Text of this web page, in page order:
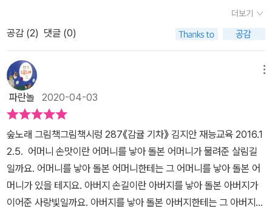
할머니께서 데리러 왔는지 알 수 있다. 할머니와 둘이 밥을 먹는데, 미
나와 할머니만 먹기에는 식탁이 참 크다.미나와 할머니의 거리를 식
엔 미나의 사진과 미나와 할머니, 그리고 부모님이 함께 찍은 가족 사
진이 있고, 미나의 뒤엔 할머니께서 집에 오는 길에 사셨던 '싱싱 감
귤' 상자가 있다. 그리고 미나의 손엔 여전히 분홍 토끼가 들려 있다.
€ 쇼파에 앉아 있는 미나와 할머니. 이 그림에서도 할머니와 미나 사
이의 거리를 볼 수 있다.. 쇼파의 끝과 끝에 앉아 있는...여전히 미나
옆엔 분홍 토끼가 함께 한다. '벌난 일이구나. 기차표라니...난 어릴 때
기차에서 귤 먹는 걸 참 좋아했단다.그때 먹던 귤은 참 달았지. 지금처
럼 말이야.'할머니는 콧등을 살짝 긁으며 웃었어요. 귤 상자에서 나온
기차표.. 할머니 말씀대로 정말 별난 일이다. 기차표에는 역도 표시되
싱싱감귤 승차권을 발견하게 되면서이야기는 흥미진진하게 흘러간답
니다.​ ​​집 - 눈보라터널 - 함박눈역​까지 이어지는싱싱감귤 승차권​첫
눈 오는 날에만 운행된다는싱싱감귤 기차가 대체 뭘까요?​​ 그런
데, 할머니가 잠깐 잠드신 사이눈이, 첫 눈이 내리고 있지 뭐예요. ​​​그
리고 얼마지나지 않아저 멀리서 감귤기차의 모습이 보이는 게 아니겠
어요!​첫 눈 오는 날만 운행한다는바로 그 감귤기차 말이지요 :)​​와우~
이렇게 멋진 일이 펼쳐지다니요 !!!​​ ​​기차 안에는이미 한 소녀가 타고
있었어요. 그런데 낯설지 않은 이 느낌은 뭘까요 :) 그림을 잘 보셨다
면 이미 눈치채셨겠지요?​ ​다섯 살 일곱 살두 아들을 앉혀놓고이 책
을 처음 읽어주던 날 큰 아이가 단 번에 알아 맞췄던 이 소녀의 정체는
바로바로 미나의 할머니랍니다.​​ ​싱싱 감귤 기차를 타고소녀였던 할
머니와 함께꿈결같은 신나는 여행을 떠나게 된 셈이지요. 엄마아빠
더보기
공감 (2) 댓글 (0)
파란놀 2020-04-03
숲노래 그림책그림책시렁 287《감귤 기차》 김지안 재능교육 2016.1
2.5. 어머니 손맛이란 어머니를 낳아 돌본 어머니가 물려준 살림길
일까요. 어머니를 낳아 돌본 어머니한테는 그 어머니를 낳아 돌본 어
머니가 있을 테지요. 아버지 손길이란 아버지를 낳아 돌본 아버지가
이어준 사랑빛일까요. 아버지를 낳아 돌본 아버지한테는 그 아버지를